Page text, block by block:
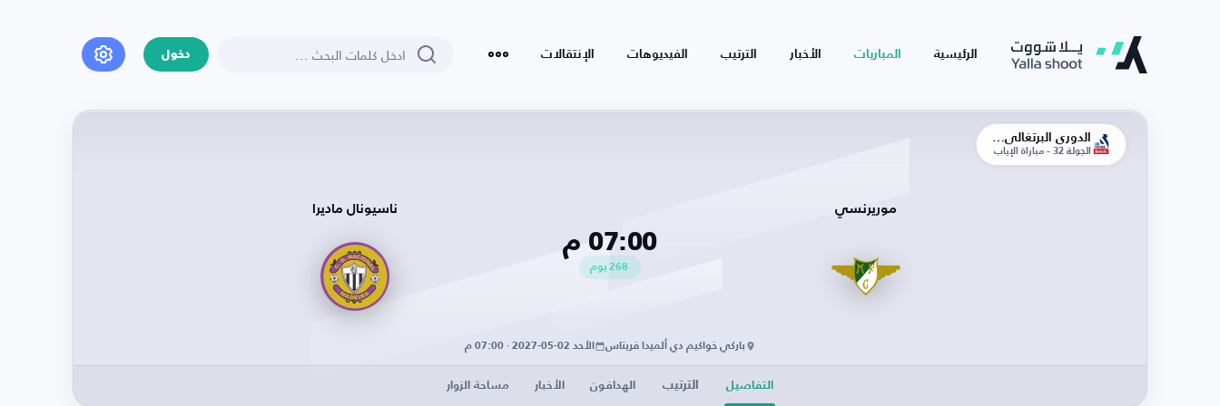
الرئيسية المباريات الأخبار الترتيب الفيديوهات الإنتقالات دخول
الجولة 32 - مباراة الإياب
موريرنسي
07:00 م
268 يوم
ناسيونال ماديرا
باركي خواكيم دي ألميدا فريتاس الأحد 02-05-2027 · 07:00 م
التفاصيل الترتيب الهدافون الأخبار مساحة الزوار